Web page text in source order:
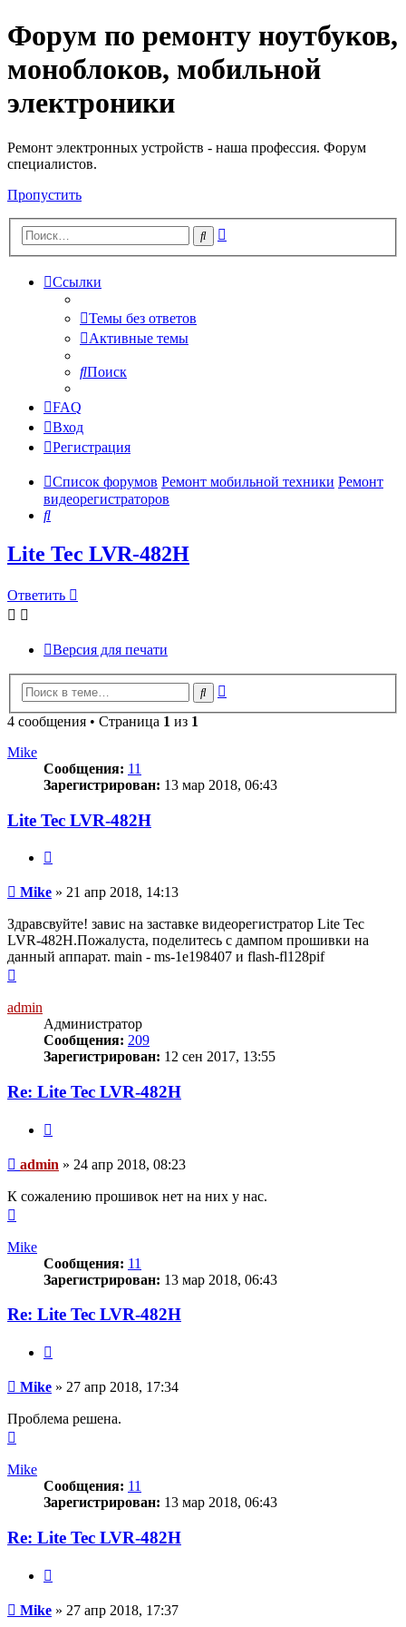
Регистрация
Форум по ремонту ноутбуков,
моноблоков, мобильной
электроники
Ремонт электронных устройств - наша профессия. Форум
специалистов.
Пропустить
Поиск
Ссылки
Темы без ответов
Активные темы
Поиск
FAQ
Вход
Регистрация
Список форумов Ремонт мобильной техники Ремонт
видеорегистраторов
Поиск
Lite Tec LVR-482H
Ответить
Ответить
Версия для печати
Поиск
4 сообщения • Страница 1 из 1
Mike
Сообщения: 11
Зарегистрирован: 13 мар 2018, 06:43
Lite Tec LVR-482H
Сообщение
Mike » 21 апр 2018, 14:13
Здравсвуйте! завис на заставке видеорегистратор Lite Tec
LVR-482H.Пожалуста, поделитесь с дампом прошивки на
данный аппарат. main - ms-1e198407 и flash-fl128pif
началу
admin
Администратор
Сообщения: 209
Зарегистрирован: 12 сен 2017, 13:55
Re: Lite Tec LVR-482H
Сообщение
admin » 24 апр 2018, 08:23
К сожалению прошивок нет на них у нас.
началу
Mike
Сообщения: 11
Зарегистрирован: 13 мар 2018, 06:43
Re: Lite Tec LVR-482H
Сообщение
Mike » 27 апр 2018, 17:34
Проблема решена.
началу
Mike
Сообщения: 11
Зарегистрирован: 13 мар 2018, 06:43
Re: Lite Tec LVR-482H
Сообщение
Mike » 27 апр 2018, 17:37